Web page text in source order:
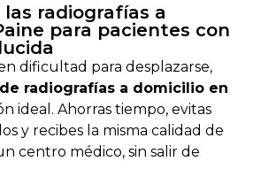
radiografías a
para pacientes con
dificultad para desplazarse,
radiografías a domicilio en
ideal. Ahorras tiempo, evitas
y recibes la misma calidad de
centro médico, sin salir de